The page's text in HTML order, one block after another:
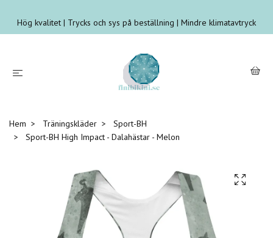
Hög kvalitet | Trycks och sys på beställning | Mindre klimatavtryck
Hem Träningskläder
Sport-BH
Sport-BH High Impact - Dalahästar - Melon